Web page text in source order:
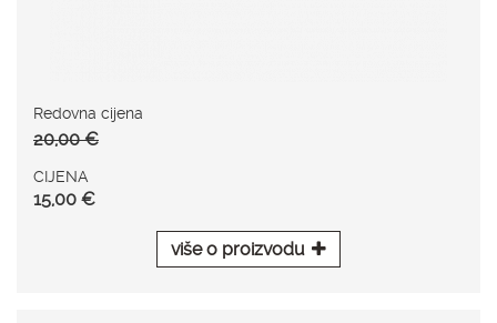
Redovna cijena
20,00 €
CIJENA
15,00 €
više o proizvodu